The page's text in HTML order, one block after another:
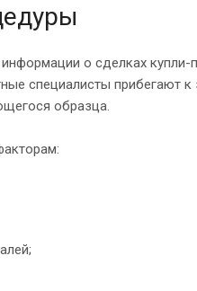
о сделках
специалисты прибегают
образца.